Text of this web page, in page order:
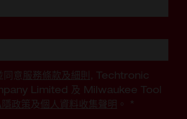
同意服務條款及細則 , Techtronic
Limited 及 Milwaukee Tool
隱政策及個人資料收集聲明 。
*